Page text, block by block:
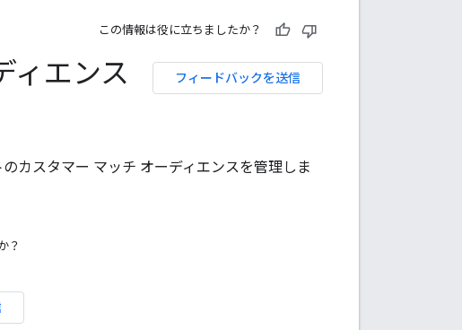
この情報は役に立ちましたか？
フィードバックを送信
ィエンス
カスタマー マッチ オーディエンスを管理しま
？